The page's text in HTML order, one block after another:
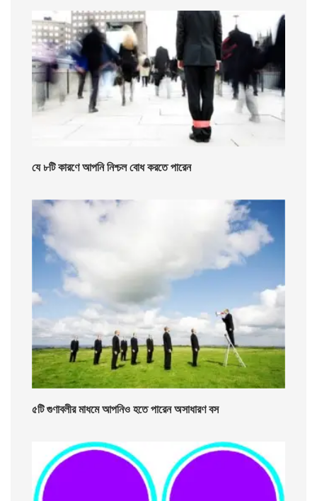
যে ৮টি কারণে আপনি নিশ্চল বোধ করতে পারেন
৫টি গুণাবলীর মাধমে আপনিও হতে পারেন অসাধারণ বস